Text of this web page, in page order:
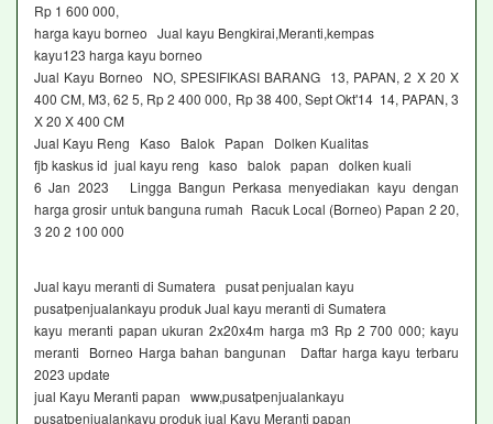
Rp 1 600 000,
harga kayu borneo Jual kayu Bengkirai,Meranti,kempas
kayu123 harga kayu borneo
Jual Kayu Borneo NO, SPESIFIKASI BARANG 13, PAPAN, 2 X 20 X
400 CM, M3, 62 5, Rp 2 400 000, Rp 38 400, Sept Okt'14 14, PAPAN, 3
X 20 X 400 CM
Jual Kayu Reng Kaso Balok Papan Dolken Kualitas
fjb kaskus id jual kayu reng kaso balok papan dolken kuali
6 Jan 2023 Lingga Bangun Perkasa menyediakan kayu dengan
harga grosir untuk banguna rumah Racuk Local (Borneo) Papan 2 20,
3 20 2 100 000
Jual kayu meranti di Sumatera pusat penjualan kayu
pusatpenjualankayu produk Jual kayu meranti di Sumatera
kayu meranti papan ukuran 2x20x4m harga m3 Rp 2 700 000; kayu
meranti Borneo Harga bahan bangunan Daftar harga kayu terbaru
2023 update
jual Kayu Meranti papan www,pusatpenjualankayu
pusatpenjualankayu produk jual Kayu Meranti papan